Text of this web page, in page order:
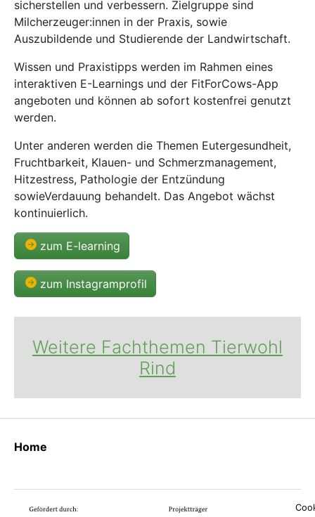
sicherstellen und verbessern. Zielgruppe sind
Milcherzeuger:innen in der Praxis, sowie
Auszubildende und Studierende der Landwirtschaft.
Wissen und Praxistipps werden im Rahmen eines
interaktiven E-Learnings und der FitForCows-App
angeboten und können ab sofort kostenfrei genutzt
werden.
Unter anderen werden die Themen Eutergesundheit,
Fruchtbarkeit, Klauen- und Schmerzmanagement,
Hitzestress, Pathologie der Entzündung
sowieVerdauung behandelt. Das Angebot wächst
kontinuierlich.
zum E-learning
zum Instagramprofil
Weitere Fachthemen Tierwohl
Rind
Home